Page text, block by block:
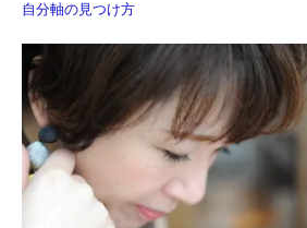
自分軸の見つけ方